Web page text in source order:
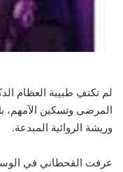
لم تكتفِ طبيبة العظام
المرضى وتسكين الآمهم،
وريشة الروائية المبدعة.
عرفت القحطاني في